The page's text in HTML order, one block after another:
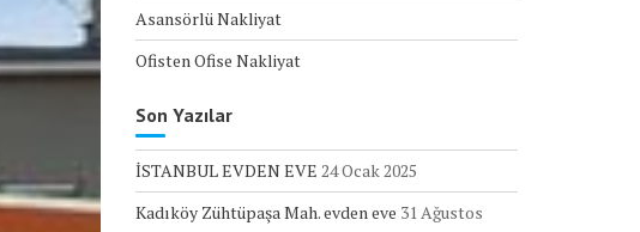
Asansörlü Nakliyat
Ofisten Ofise Nakliyat
Son Yazılar
İSTANBUL EVDEN EVE 24 Ocak 2025
Kadıköy Zühtüpaşa Mah. evden eve 31 Ağustos